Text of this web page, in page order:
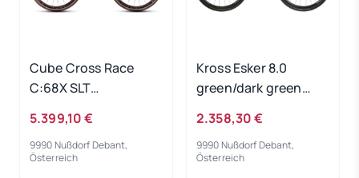
Cube Cross Race
C:68X SLT
2025 - RH 58 cm
5.399,10 €
9990 Nußdorf Debant,
Österreich
Kross Esker 8.0
green/dark green
2.358,30 €
9990 Nußdorf Debant,
Österreich